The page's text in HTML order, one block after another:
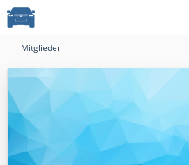
Mitglieder